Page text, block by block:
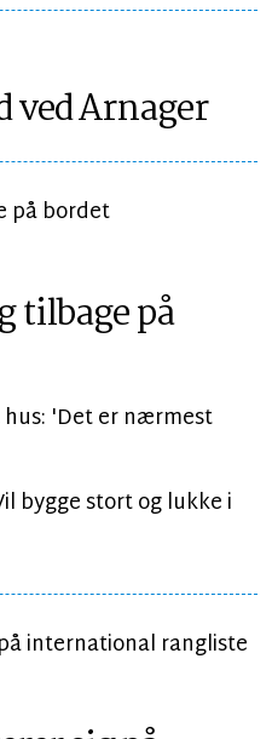
ved Arnager
tilbage på
'Det er nærmest
bygge stort og lukke i